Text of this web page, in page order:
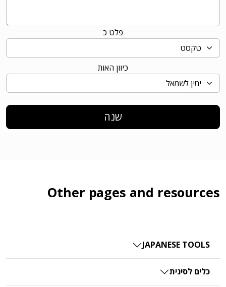
פלט כ
כיוון האות
שנה
Other pages and resources
JAPANESE TOOLS
כלים לסינית